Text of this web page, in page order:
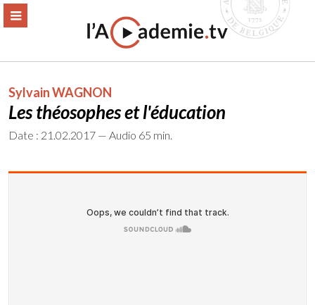
Aller
MENU
Sylvain WAGNON
Les théosophes et l'éducation
Date : 21.02.2017 — Audio 65 min.